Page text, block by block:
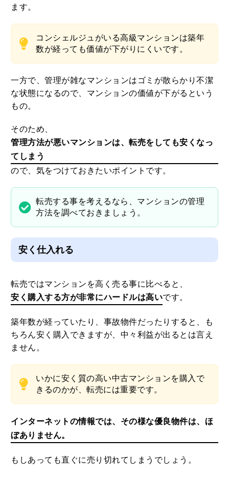
ます。
コンシェルジュがいる高級マンションは築年
数が経っても価値が下がりにくいです。
一方で、管理が雑なマンションはゴミが散らかり不潔
な状態になるので、マンションの価値が下がるという
もの。
そのため、
管理方法が悪いマンションは、転売をしても安くなっ
てしまう
ので、気をつけておきたいポイントです。
転売する事を考えるなら、マンションの管理
方法を調べておきましょう。
安く仕入れる
転売ではマンションを高く売る事に比べると、
安く購入する方が非常にハードルは高いです。
築年数が経っていたり、事故物件だったりすると、も
ちろん安く購入できますが、中々利益が出るとは言え
ません。
いかに安く質の高い中古マンションを購入で
きるのかが、転売には重要です。
インターネットの情報では、その様な優良物件は、ほ
ぼありません。
もしあっても直ぐに売り切れてしまうでしょう。